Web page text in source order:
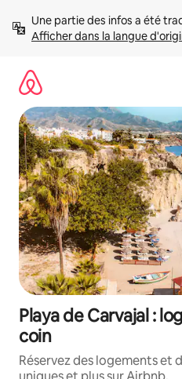
directement
Afficher dans la langue
Playa de Carvajal :
coin
Réservez des logements et